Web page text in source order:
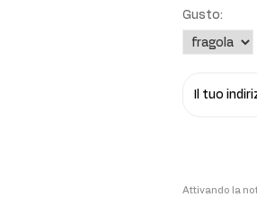
Gusto:
Il tuo
Attivando la